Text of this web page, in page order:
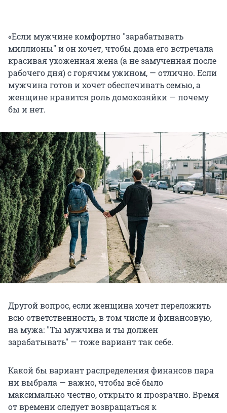
«Если мужчине комфортно "зарабатывать
миллионы" и он хочет, чтобы дома его встречала
красивая ухоженная жена (а не замученная после
рабочего дня) с горячим ужином, — отлично. Если
мужчина готов и хочет обеспечивать семью, а
женщине нравится роль домохозяйки — почему
бы и нет.
Другой вопрос, если женщина хочет переложить
всю ответственность, в том числе и финансовую,
на мужа: "Ты мужчина и ты должен
зарабатывать" — тоже вариант так себе.
Какой бы вариант распределения финансов пара
ни выбрала — важно, чтобы всё было
максимально честно, открыто и прозрачно. Время
от времени следует возвращаться к